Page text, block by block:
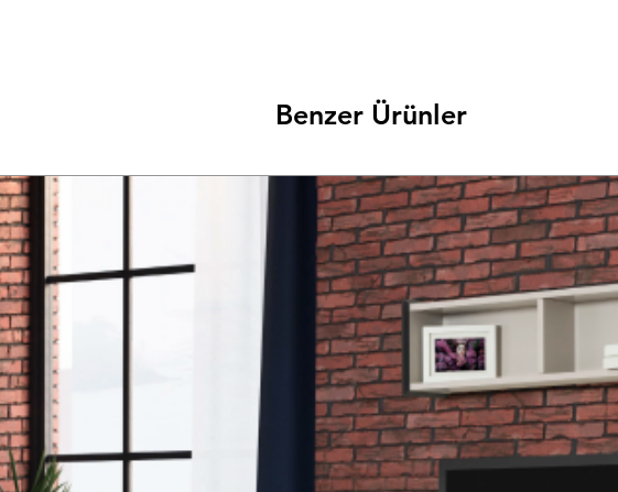
Benzer Ürünler